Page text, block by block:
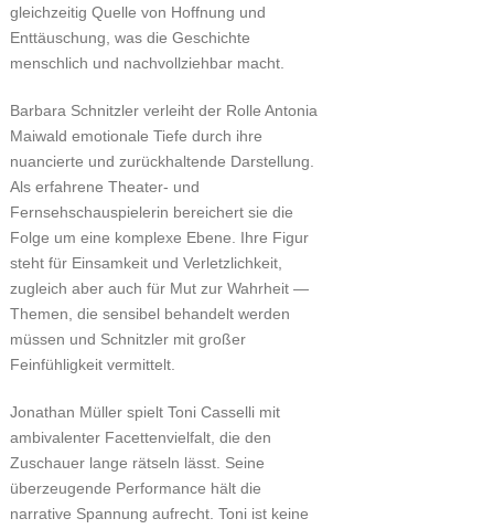
gleichzeitig Quelle von Hoffnung und
Enttäuschung, was die Geschichte
menschlich und nachvollziehbar macht.
Barbara Schnitzler verleiht der Rolle Antonia
Maiwald emotionale Tiefe durch ihre
nuancierte und zurückhaltende Darstellung.
Als erfahrene Theater- und
Fernsehschauspielerin bereichert sie die
Folge um eine komplexe Ebene. Ihre Figur
steht für Einsamkeit und Verletzlichkeit,
zugleich aber auch für Mut zur Wahrheit —
Themen, die sensibel behandelt werden
müssen und Schnitzler mit großer
Feinfühligkeit vermittelt.
Jonathan Müller spielt Toni Casselli mit
ambivalenter Facettenvielfalt, die den
Zuschauer lange rätseln lässt. Seine
überzeugende Performance hält die
narrative Spannung aufrecht. Toni ist keine